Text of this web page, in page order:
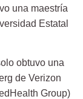
una maestría
Estatal
obtuvo una
de Verizon
Group)